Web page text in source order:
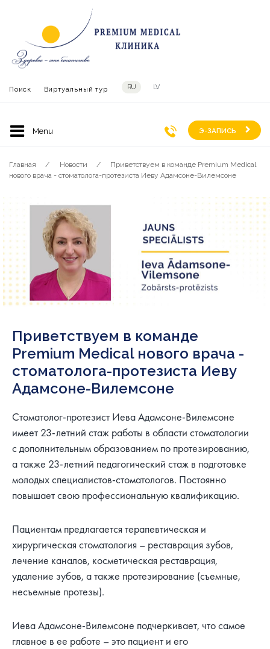
Поиск Виртуальный тур RU LV
Э-ЗАПИСЬ
Главная Новости
Приветствуем в команде Premium Medical
нового врача - cтоматолога-протезиста Иеву Адамсоне-Вилемсоне
Приветствуем в команде
Premium Medical нового врача -
cтоматолога-протезиста Иеву
Адамсоне-Вилемсоне
Стоматолог-протезист Иева Адамсоне-Вилемсоне
имеет 23-летний стаж работы в области стоматологии
с дополнительным образованием по протезированию,
а также 23-летний педагогический стаж в подготовке
молодых специалистов-стоматологов. Постоянно
повышает свою профессиональную квалификацию.
Пациентам предлагается терапевтическая и
хирургическая стоматология – реставрация зубов,
лечение каналов, косметическая реставрация,
удаление зубов, а также протезирование (съемные,
несъемные протезы).
Иева Адамсоне-Вилемсоне подчеркивает, что самое
главное в ее работе – это пациент и его